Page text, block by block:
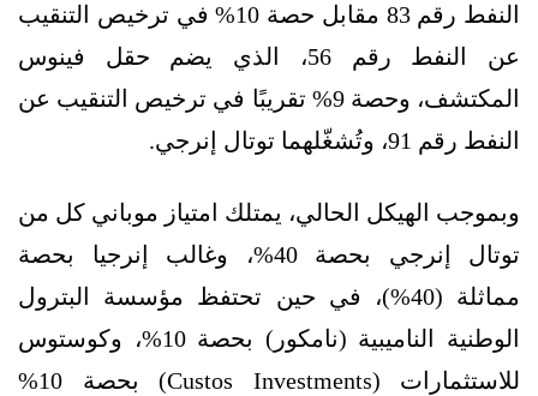
النفط رقم 83 مقابل حصة 10% في ترخيص التنقيب
عن النفط رقم 56، الذي يضم حقل فينوس
المكتشف، وحصة 9% تقريبًا في ترخيص التنقيب عن
النفط رقم 91، وتُشغّلهما توتال إنرجي.
وبموجب الهيكل الحالي، يمتلك امتياز موباني كل من
توتال إنرجي بحصة 40%، وغالب إنرجيا بحصة
مماثلة (40%)، في حين تحتفظ مؤسسة البترول
الوطنية الناميبية (نامكور) بحصة 10%، وكوستوس
للاستثمارات (Custos Investments) بحصة 10%